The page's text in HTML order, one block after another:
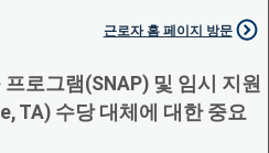
근로자 홈 페이지 방문
로그램(SNAP) 및 임시 지원
TA) 수당 대체에 대한 중요